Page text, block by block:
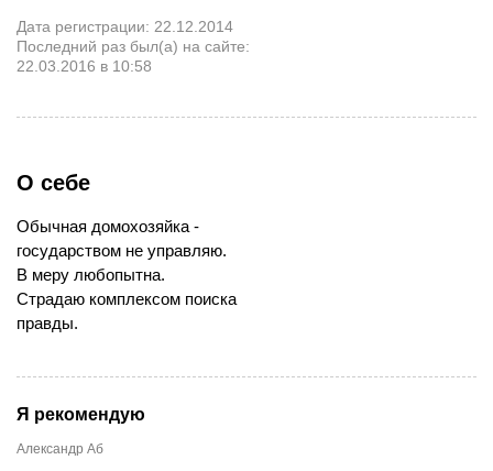
Дата регистрации: 22.12.2014
Последний раз был(а) на сайте:
22.03.2016 в 10:58
О себе
Обычная домохозяйка -
государством не управляю.
В меру любопытна.
Страдаю комплексом поиска
правды.
Я рекомендую
Александр Аб